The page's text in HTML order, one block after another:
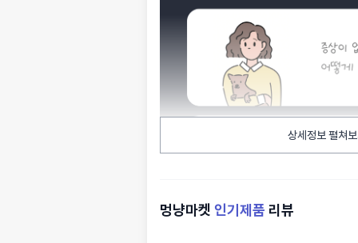
상세정보 펼쳐
멍냥마켓 인기제품 리뷰